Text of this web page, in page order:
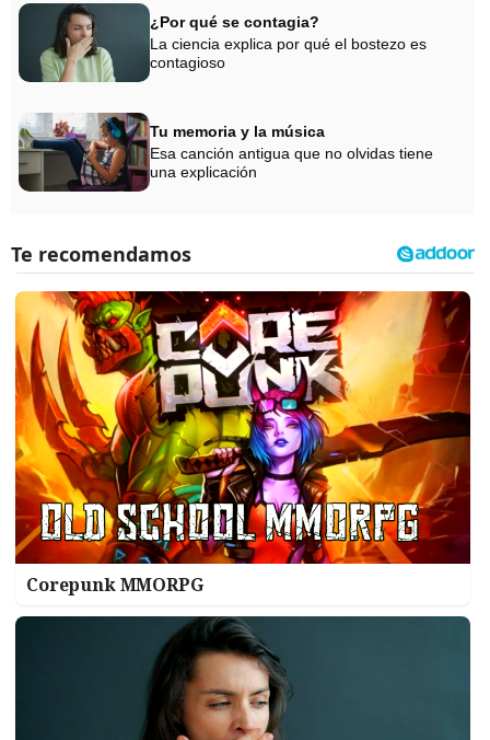
¿Por qué se contagia?
La ciencia explica por qué el bostezo es
contagioso
Tu memoria y la música
Esa canción antigua que no olvidas tiene
una explicación
Corepunk MMORPG